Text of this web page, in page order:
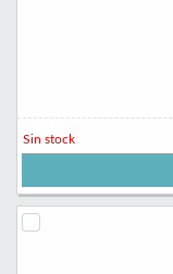
Sin stock